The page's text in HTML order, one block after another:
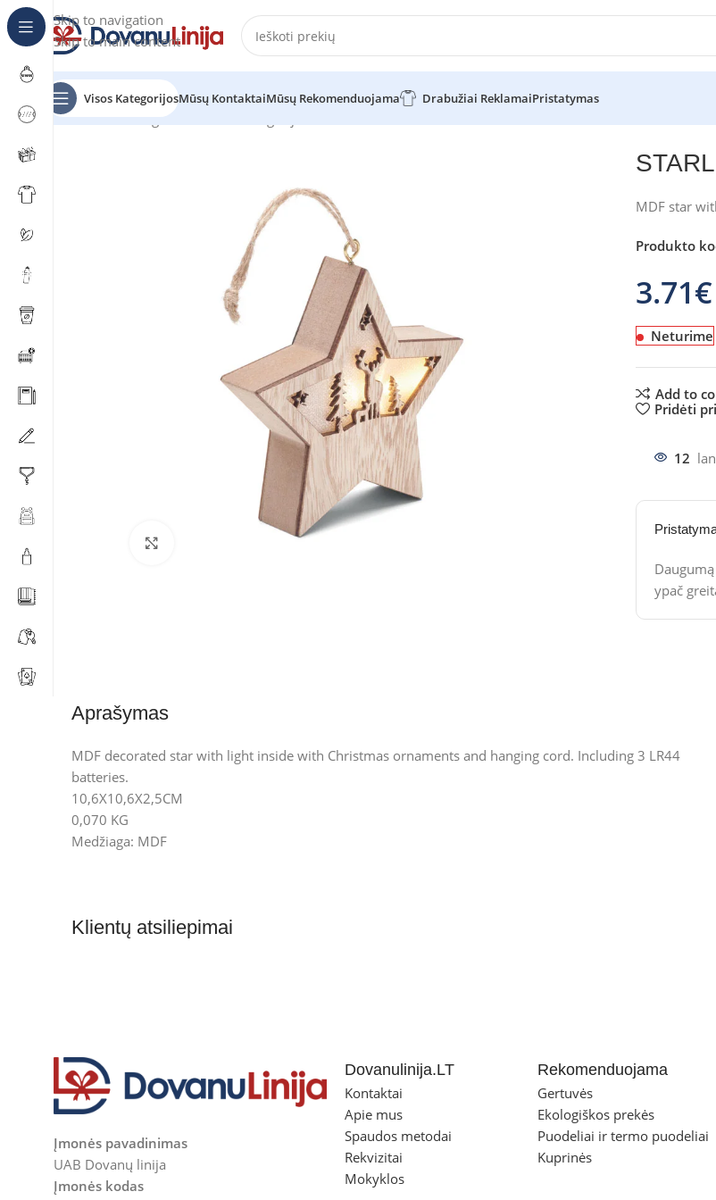
Skip to navigation
Skip to main content
Visos KategorijosMūsų KontaktaiMūsų Rekomenduojama Drabužiai ReklamaiPristatymas
Pradžia Katalogas
MDF star
Produkto
3.71€
Neturime
Add to
Pridėti
12
ypač
Aprašymas
MDF decorated star with light inside with Christmas ornaments and hanging cord. Including 3 LR44
batteries.
10,6X10,6X2,5CM
0,070 KG
Medžiaga: MDF
Klientų atsiliepimai
Įmonės pavadinimas
UAB Dovanų linija
Įmonės kodas
Dovanulinija.LT
Kontaktai
Apie mus
Spaudos metodai
Rekvizitai
Mokyklos
Rekomenduojama
Gertuvės
Ekologiškos prekės
Puodeliai ir termo puodeliai
Kuprinės